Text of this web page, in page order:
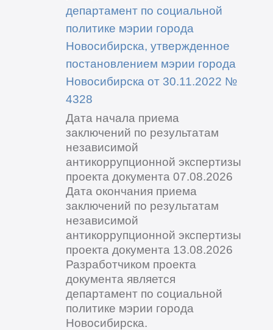
департамент по социальной
политике мэрии города
Новосибирска, утвержденное
постановлением мэрии города
Новосибирска от 30.11.2022 №
4328
Дата начала приема
заключений по результатам
независимой
антикоррупционной экспертизы
проекта документа 07.08.2026
Дата окончания приема
заключений по результатам
независимой
антикоррупционной экспертизы
проекта документа 13.08.2026
Разработчиком проекта
документа является
департамент по социальной
политике мэрии города
Новосибирска.